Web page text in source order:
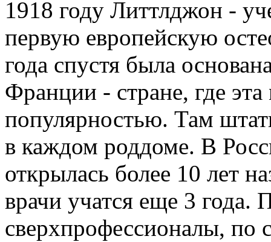
1918 году Литтлджон -
первую европейскую
года спустя была
Франции - стране, где
популярностью. Там
в каждом роддоме. В
открылась более 10 лет
врачи учатся еще 3 года.
сверхпрофессионалы, по